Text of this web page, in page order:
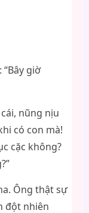
giờ
nũng nịu
có con mà!
cặc không?
Ông thật sự
đột nhiên